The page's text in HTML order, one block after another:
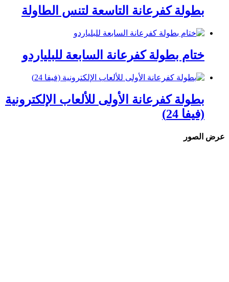
بطولة كفرعانة التاسعة لتنس الطاولة
ختام بطولة كفرعانة السابعة للبلياردو
بطولة كفرعانة الأولى للألعاب الإلكترونية
(فيفا 24)
عرض الصور